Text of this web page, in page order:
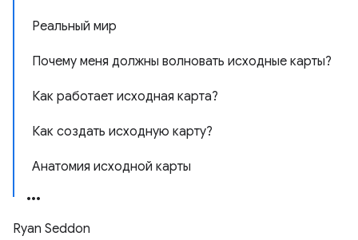
Реальный мир
Почему меня должны волновать исходные карты?
Как работает исходная карта?
Как создать исходную карту?
Анатомия исходной карты
Ryan Seddon